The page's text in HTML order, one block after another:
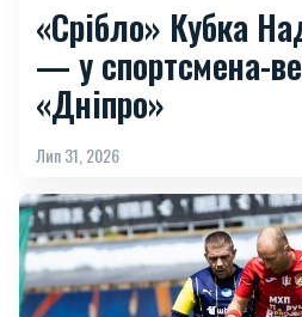
«Срібло» Кубка
— у спортсмена-
«Дніпро»
Лип 31, 2026